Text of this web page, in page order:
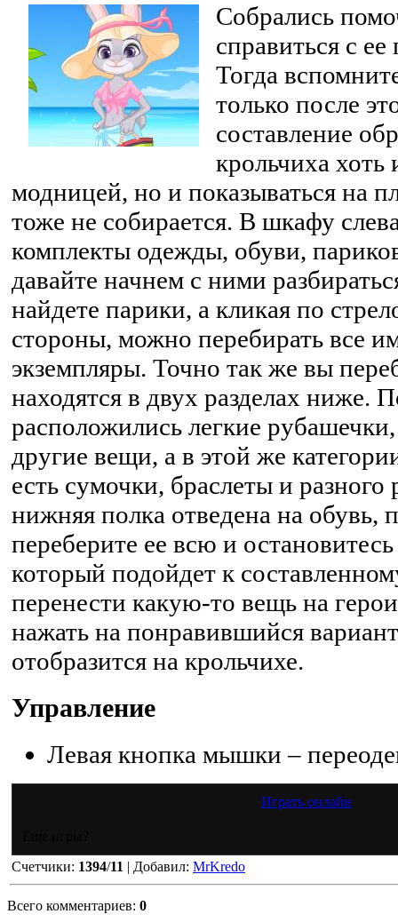
Собрались
справиться с
Тогда
только после
составление
крольчиха хоть
модницей, но и показываться на
тоже не собирается. В шкафу
комплекты одежды, обуви,
давайте начнем с ними
найдете парики, а кликая по
стороны, можно перебирать все
экземпляры. Точно так же вы
находятся в двух разделах ниже.
расположились легкие
другие вещи, а в этой же
есть сумочки, браслеты и
нижняя полка отведена на обувь,
переберите ее всю и
который подойдет к
перенести какую-то вещь на
нажать на понравившийся
отобразится на крольчихе.
Управление
Левая кнопка мышки –
Играть онлайн
Счетчики: 1394/11 | Добавил: MrKredo
Всего комментариев: 0